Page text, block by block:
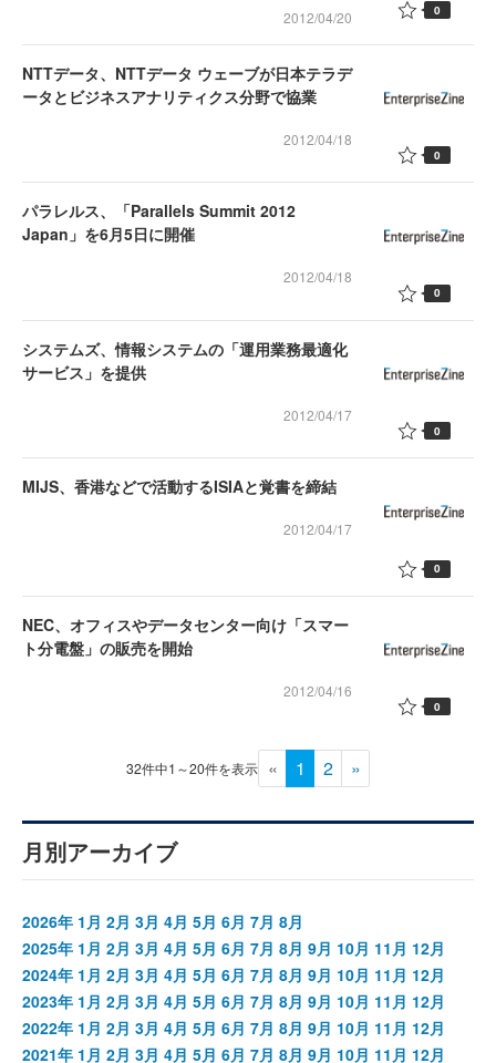
2012/04/20 0
NTTデータ、NTTデータ ウェーブが日本テラデ
ータとビジネスアナリティクス分野で協業
2012/04/18
0
パラレルス、「Parallels Summit 2012
Japan」を6月5日に開催
2012/04/18
0
システムズ、情報システムの「運用業務最適化
サービス」を提供
2012/04/17
0
MIJS、香港などで活動するISIAと覚書を締結
2012/04/17
0
NEC、オフィスやデータセンター向け「スマー
ト分電盤」の販売を開始
2012/04/16
0
32件中1～20件を表示 « 1 2 »
月別アーカイブ
2026年 1月 2月 3月 4月 5月 6月 7月 8月
2025年 1月 2月 3月 4月 5月 6月 7月 8月 9月 10月 11月 12月
2024年 1月 2月 3月 4月 5月 6月 7月 8月 9月 10月 11月 12月
2023年 1月 2月 3月 4月 5月 6月 7月 8月 9月 10月 11月 12月
2022年 1月 2月 3月 4月 5月 6月 7月 8月 9月 10月 11月 12月
2021年 1月 2月 3月 4月 5月 6月 7月 8月 9月 10月 11月 12月